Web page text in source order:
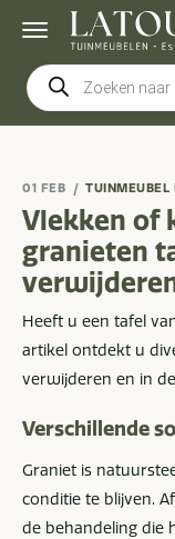
Producten
zoeken
01 FEB TUINMEUBEL
Vlekken of
granieten
Heeft u een tafel
artikel ontdekt u
verwijderen en in
Verschillende
Graniet is
conditie te blijven.
de behandeling die